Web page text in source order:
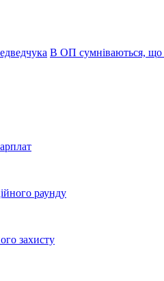
В ОП сумніваються, що
раунду
захисту